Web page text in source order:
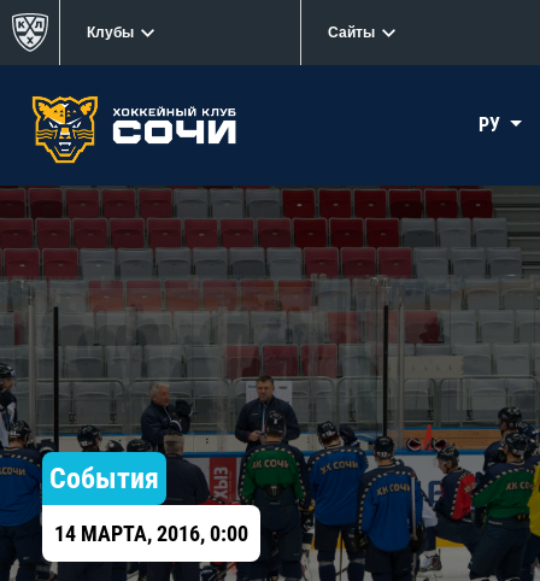
Клубы Сайты
РУ
События
14 МАРТА, 2016, 0:00